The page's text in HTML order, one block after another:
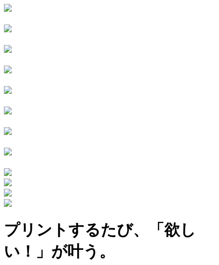
プリントするたび、
「欲し
い！」が叶う。